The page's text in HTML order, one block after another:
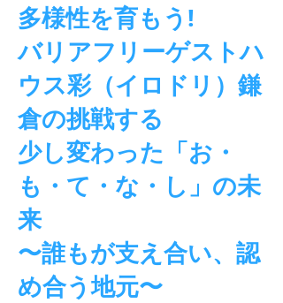
多様性を育もう!
バリアフリーゲストハ
ウス彩（イロドリ）鎌
倉の挑戦する
少し変わった「お・
も・て・な・し」の未
来
〜誰もが支え合い、認
め合う地元〜